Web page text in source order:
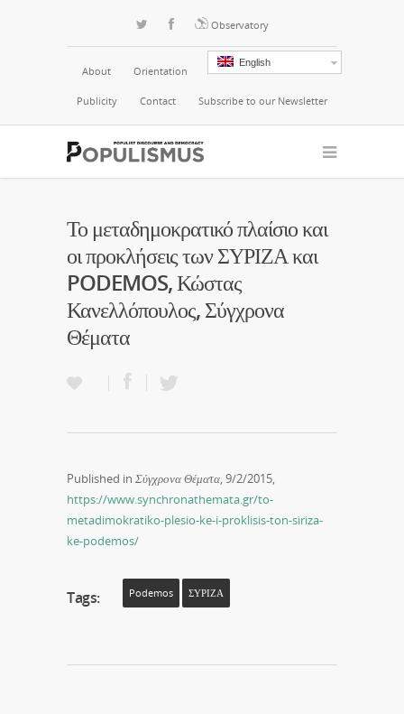
Observatory
English
About Orientation
Publicity Contact Subscribe to our Newsletter
Το μεταδημοκρατικό πλαίσιο και
οι προκλήσεις των ΣΥΡΙΖΑ και
PODEMOS, Κώστας
Κανελλόπουλος, Σύγχρονα
Θέματα
Published in Σύγχρονα Θέματα, 9/2/2015,
https://www.synchronathemata.gr/to-
metadimokratiko-plesio-ke-i-proklisis-ton-siriza-
ke-podemos/
Tags: Podemos ΣΥΡΙΖΑ